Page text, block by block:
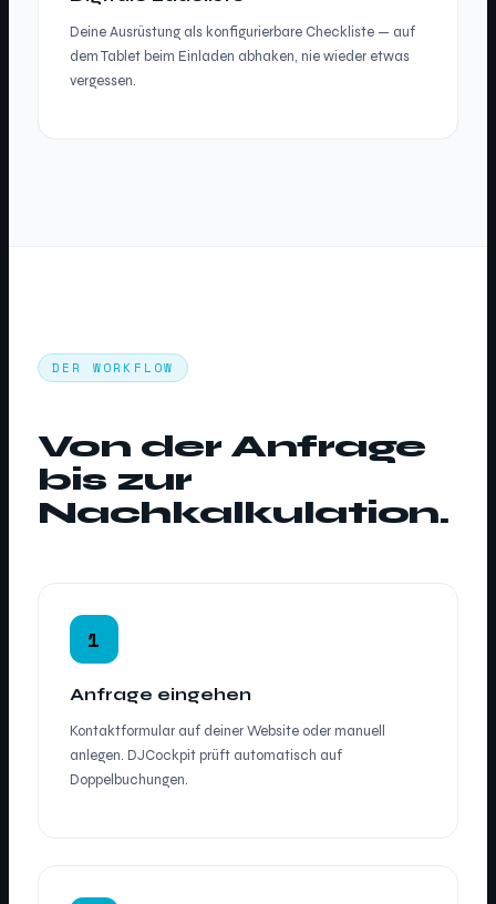
Deine Ausrüstung als konfigurierbare Checkliste — auf
dem Tablet beim Einladen abhaken, nie wieder etwas
vergessen.
DER WORKFLOW
Von der Anfrage
bis zur
Nachkalkulation.
1
Anfrage eingehen
Kontaktformular auf deiner Website oder manuell
anlegen. DJCockpit prüft automatisch auf
Doppelbuchungen.